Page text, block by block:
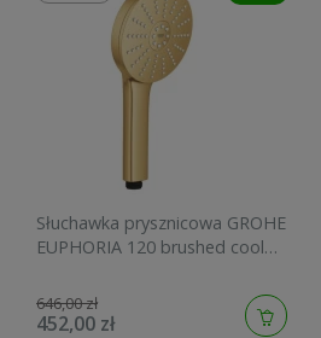
Słuchawka prysznicowa GROHE
EUPHORIA 120 brushed cool
646,00 zł
452,00 zł